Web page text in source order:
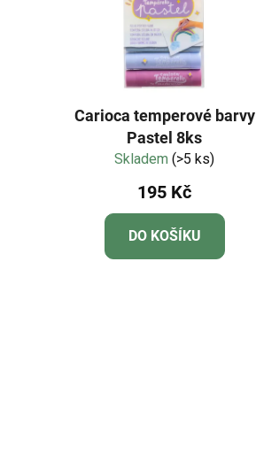
Carioca temperové barvy
Pastel 8ks
Skladem(>5 ks)
195 Kč
DO KOŠÍKU